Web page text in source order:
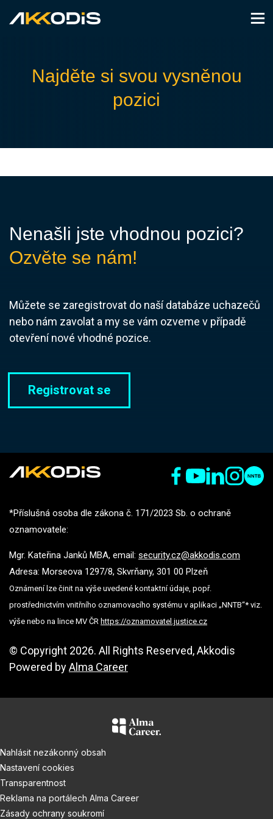
Najděte si svou vysněnou
pozici
Nenašli jste vhodnou pozici?
Ozvěte se nám!
Můžete se zaregistrovat do naší databáze uchazečů
nebo nám zavolat a my se vám ozveme v případě
otevření nové vhodné pozice.
Registrovat se
*Příslušná osoba dle zákona č. 171/2023 Sb. o ochraně
oznamovatele:
Mgr. Kateřina Janků MBA, email: security.cz@akkodis.com
Adresa: Morseova 1297/8, Skvrňany, 301 00 Plzeň
Oznámení lze činit na výše uvedené kontaktní údaje, popř.
prostřednictvím vnitřního oznamovacího systému v aplikaci „NNTB“* viz.
výše nebo na lince MV ČR https://oznamovatel.justice.cz
© Copyright 2026. All Rights Reserved, Akkodis
Powered byAlma Career
Nahlásit nezákonný obsah
Nastavení cookies
Transparentnost
Reklama na portálech Alma Career
Zásady ochrany soukromí